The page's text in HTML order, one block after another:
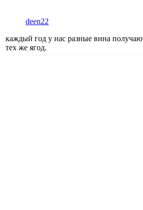
deen22
каждый год у нас разные вина
тех же ягод.